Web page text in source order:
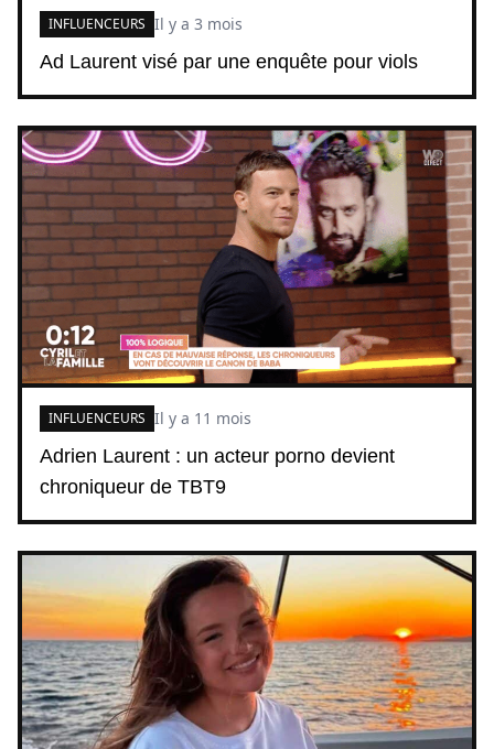
Ad Laurent visé par une enquête pour viols
INFLUENCEURS Il y a 3 mois
Adrien Laurent : un acteur porno devient
chroniqueur de TBT9
INFLUENCEURS Il y a 11 mois